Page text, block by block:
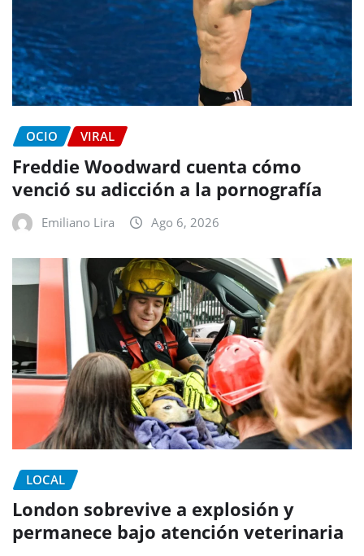
OCIO VIRAL
Freddie Woodward cuenta cómo
venció su adicción a la pornografía
Emiliano Lira Ago 6, 2026
LOCAL
London sobrevive a explosión y
permanece bajo atención veterinaria